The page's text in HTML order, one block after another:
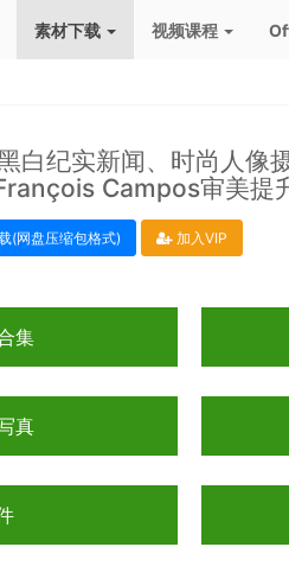
素材下载 视频课程
白纪实新闻、时尚人像
Campos审美提
(网盘压缩包格式) 加入VIP
集
真